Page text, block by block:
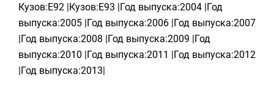
Кузов:E92 |Кузов:E93 |Год выпуска:2004 |Год
выпуска:2005 |Год выпуска:2006 |Год выпуска:2007
|Год выпуска:2008 |Год выпуска:2009 |Год
выпуска:2010 |Год выпуска:2011 |Год выпуска:2012
|Год выпуска:2013|